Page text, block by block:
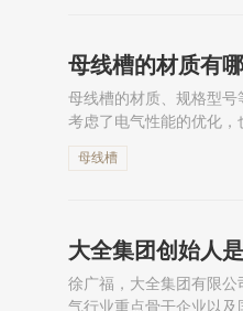
母线槽的材质有
母线槽的材质、规格型
考虑了电气性能的优化，
母线槽
大全集团创始人
徐广福，大全集团有限
气行业重点骨干企业以及